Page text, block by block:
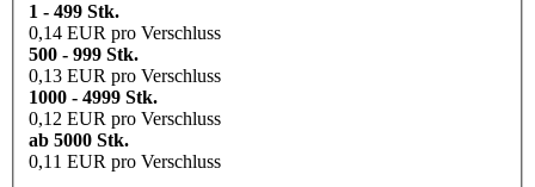
1 - 499 Stk.
0,14 EUR pro Verschluss
500 - 999 Stk.
0,13 EUR pro Verschluss
1000 - 4999 Stk.
0,12 EUR pro Verschluss
ab 5000 Stk.
0,11 EUR pro Verschluss